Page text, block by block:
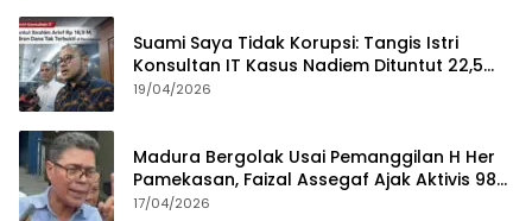
Suami Saya Tidak Korupsi: Tangis Istri
Konsultan IT Kasus Nadiem Dituntut 22,5
Tahun
19/04/2026
Madura Bergolak Usai Pemanggilan H Her
Pamekasan, Faizal Assegaf Ajak Aktivis 98
Bongkar Permainan KPK
17/04/2026